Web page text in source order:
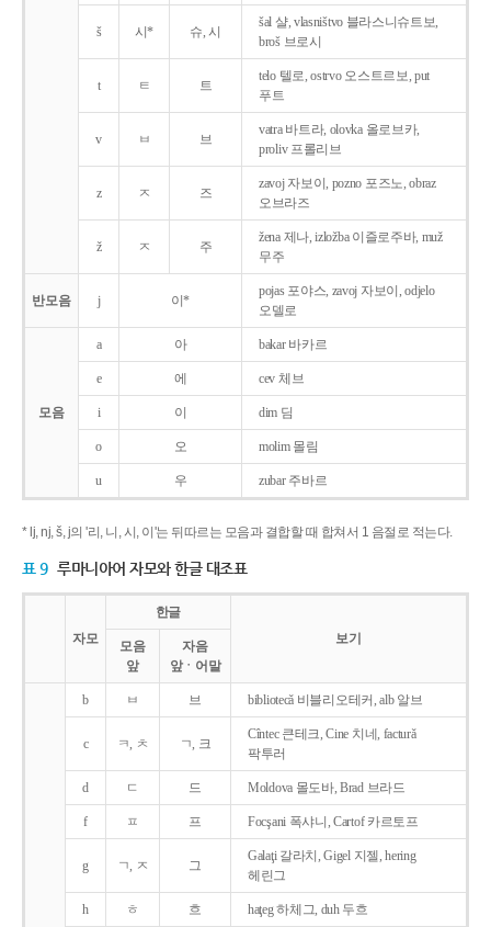
š 시* 슈, 시
šal 샬, vlasništvo 블라스니슈트보,
broš 브로시
t ㅌ 트
telo 텔로, ostrvo 오스트르보, put
푸트
v ㅂ 브
vatra 바트라, olovka 올로브카,
proliv 프롤리브
z ㅈ 즈
zavoj 자보이, pozno 포즈노, obraz
오브라즈
ž ㅈ 주
žena 제나, izložba 이즐로주바, muž
무주
반모음 j 이*
pojas 포야스, zavoj 자보이, odjelo
오델로
모음
a 아 bakar 바카르
e 에 cev 체브
i 이 dim 딤
o 오 molim 몰림
u 우 zubar 주바르
* lj, nj, š, j의 '리, 니, 시, 이'는 뒤따르는 모음과 결합할 때 합쳐서 1 음절로 적는다.
표 9 루마니아어 자모와 한글 대조표
자모
한글
보기
모음
앞
자음
앞ㆍ어말
b ㅂ 브 bibliotecǎ 비블리오테커, alb 알브
c ㅋ, ㅊ ㄱ, 크
Cîntec 큰테크, Cine 치네, facturǎ
팍투러
d ㄷ 드 Moldova 몰도바, Brad 브라드
f ㅍ 프 Focşani 폭샤니, Cartof 카르토프
g ㄱ, ㅈ 그
Galaţi 갈라치, Gigel 지젤, hering
헤린그
h ㅎ 흐 haţeg 하체그, duh 두흐